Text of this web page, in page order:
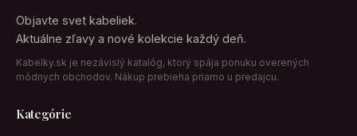
Objavte svet kabeliek.
Aktuálne zľavy a nové kolekcie každý deň.
Kabelky.sk je nezávislý katalóg, ktorý spája ponuku overených
módnych obchodov. Nákup prebieha priamo u predajcu.
Kategórie